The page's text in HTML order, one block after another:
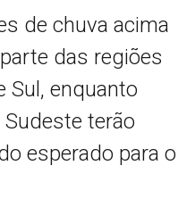
de chuva acima
das regiões
Sul, enquanto
terão
esperado para o